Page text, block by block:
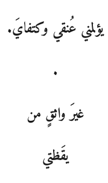
يؤلمني عُنقي وكتفايَ.
.
غيرَ واثقٍ من
يقَظتي